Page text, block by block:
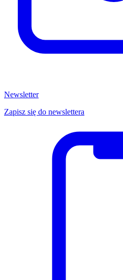
Newsletter
Zapisz się do newslettera